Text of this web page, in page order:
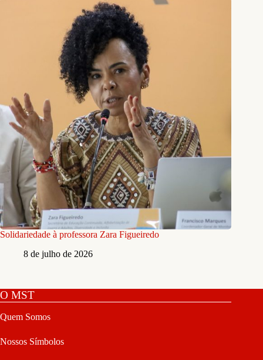
Solidariedade à professora Zara Figueiredo
8 de julho de 2026
O MST
Quem Somos
Nossos Símbolos